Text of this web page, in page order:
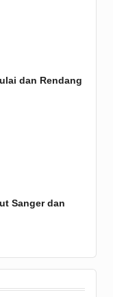
dan Rendang
Sanger dan